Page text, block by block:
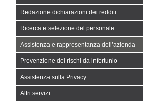
Redazione dichiarazioni dei redditi
Ricerca e selezione del personale
Assistenza e rappresentanza dell’azienda
Prevenzione dei rischi da infortunio
Assistenza sulla Privacy
Altri servizi